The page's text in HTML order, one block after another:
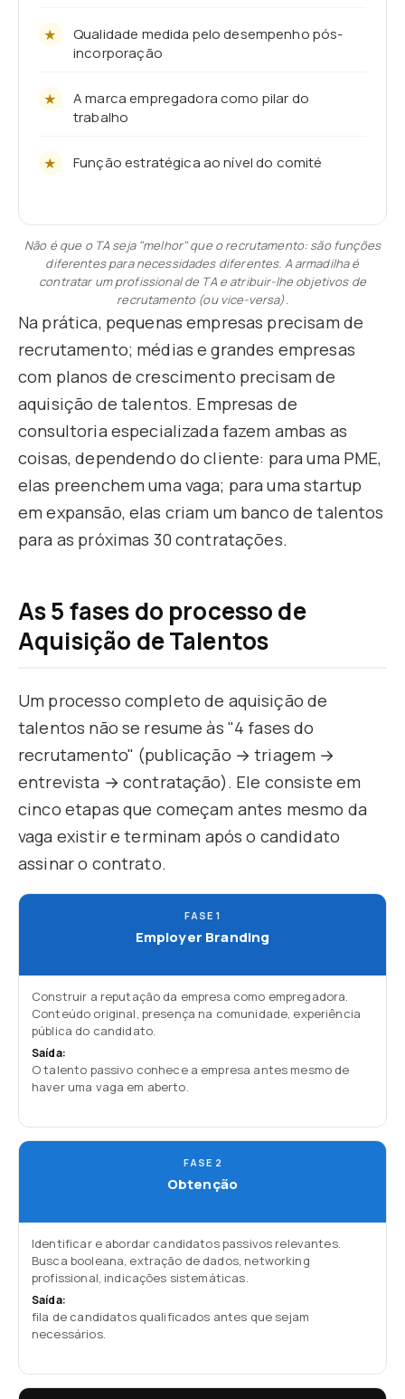
Qualidade medida pelo desempenho pós-
incorporação
A marca empregadora como pilar do
trabalho
Função estratégica ao nível do comité
Não é que o TA seja "melhor" que o recrutamento: são funções
diferentes para necessidades diferentes. A armadilha é
contratar um profissional de TA e atribuir-lhe objetivos de
recrutamento (ou vice-versa).
Na prática, pequenas empresas precisam de
recrutamento; médias e grandes empresas
com planos de crescimento precisam de
aquisição de talentos. Empresas de
consultoria especializada fazem ambas as
coisas, dependendo do cliente: para uma PME,
elas preenchem uma vaga; para uma startup
em expansão, elas criam um banco de talentos
para as próximas 30 contratações.
As 5 fases do processo de
Aquisição de Talentos
Um processo completo de aquisição de
talentos não se resume às "4 fases do
recrutamento" (publicação → triagem →
entrevista → contratação). Ele consiste em
cinco etapas que começam antes mesmo da
vaga existir e terminam após o candidato
assinar o contrato.
FASE 1
Employer Branding
Construir a reputação da empresa como empregadora.
Conteúdo original, presença na comunidade, experiência
pública do candidato.
Saída:
O talento passivo conhece a empresa antes mesmo de
haver uma vaga em aberto.
FASE 2
Obtenção
Identificar e abordar candidatos passivos relevantes.
Busca booleana, extração de dados, networking
profissional, indicações sistemáticas.
Saída:
fila de candidatos qualificados antes que sejam
necessários.